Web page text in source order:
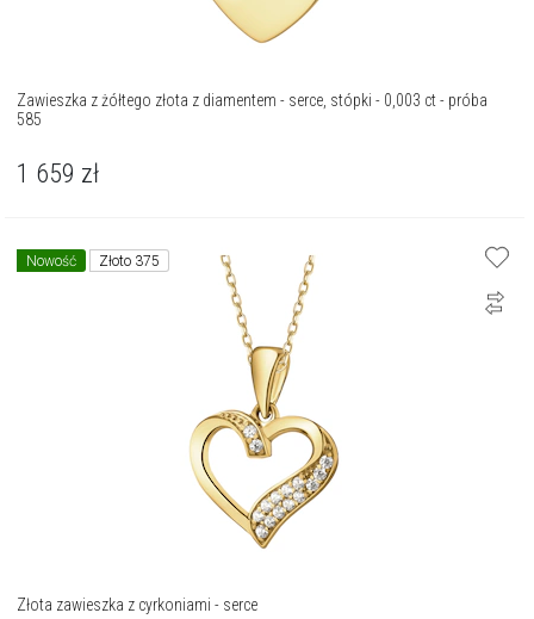
Zawieszka z żółtego złota z diamentem - serce, stópki - 0,003 ct - próba
585
1 659 zł
Nowość Złoto 375
Złota zawieszka z cyrkoniami - serce